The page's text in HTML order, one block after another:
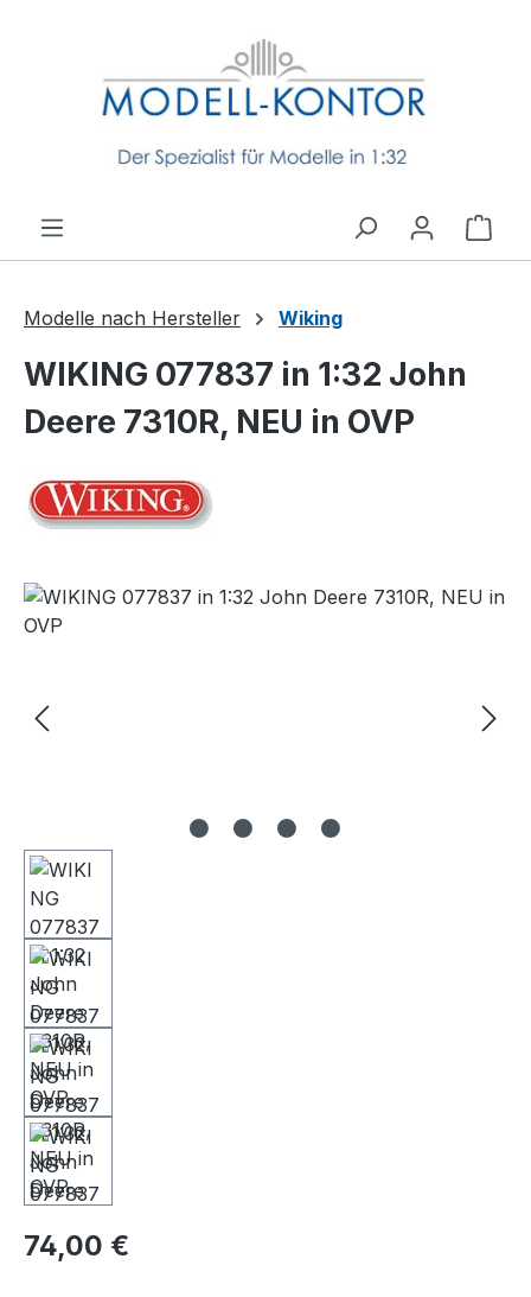
Modelle nach Hersteller Wiking
WIKING 077837 in 1:32 John
Deere 7310R, NEU in OVP
Bildergalerie überspringen
74,00 €